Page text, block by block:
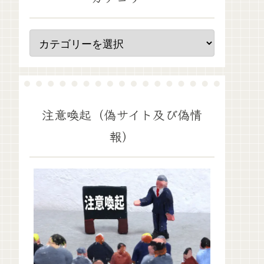
注意喚起（偽サイト及び偽情
報）